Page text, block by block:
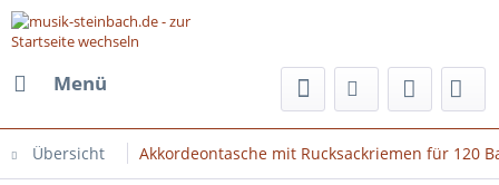
Menü
Übersicht Akkordeontasche mit Rucksackriemen für 120